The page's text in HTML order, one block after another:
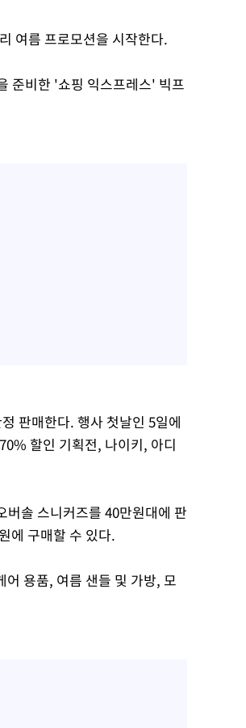
여름 프로모션을 시작한다.
준비한 '쇼핑 익스프레스' 빅프
판매한다. 행사 첫날인 5일에
할인 기획전, 나이키, 아디
솔 스니커즈를 40만원대에 판
에 구매할 수 있다.
용품, 여름 샌들 및 가방, 모